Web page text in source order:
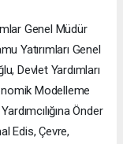
Genel Müdür
Yatırımları Genel
Devlet Yardımları
Modelleme
Önder
Edis, Çevre,